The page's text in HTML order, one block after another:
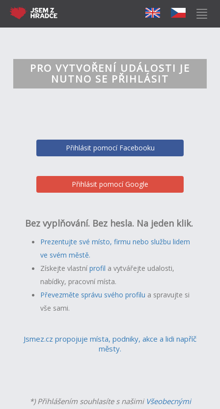
PRO VYTVOŘENÍ UDÁLOSTI JE
NUTNO SE PŘIHLÁSIT
Přihlásit pomocí Facebooku
Přihlásit pomocí Google
Bez vyplňování. Bez hesla. Na jeden klik.
Prezentujte své místo, firmu nebo službu lidem
ve svém městě.
Získejte vlastníprofil a vytvářejte udalosti,
nabídky, pracovní místa.
Převezměte správu svého profilu a spravujte si
vše sami.
Jsmez.cz propojuje místa, podniky, akce a lidi napříč
městy.
*) Přihlášením souhlasíte s našimi Všeobecnými